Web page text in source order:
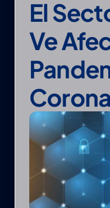
El
Ve